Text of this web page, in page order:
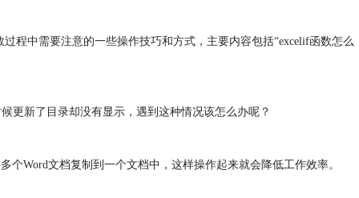
程中需要注意的一些操作技巧和方式，主要内容包括“excelif函数怎么
更新了目录却没有显示，遇到这种情况该怎么办呢？
Word文档复制到一个文档中，这样操作起来就会降低工作效率。